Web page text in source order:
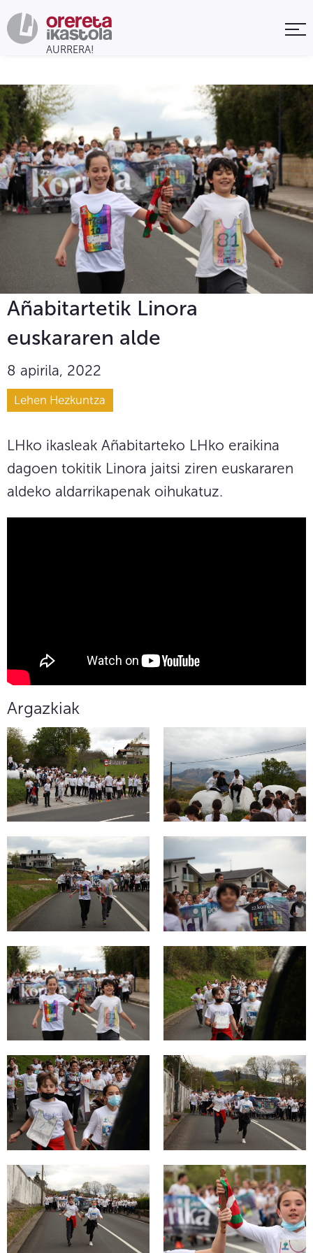
Añabitartetik Linora
euskararen alde
8 apirila, 2022
Lehen Hezkuntza
LHko ikasleak Añabitarteko LHko eraikina
dagoen tokitik Linora jaitsi ziren euskararen
aldeko aldarrikapenak oihukatuz.
Argazkiak